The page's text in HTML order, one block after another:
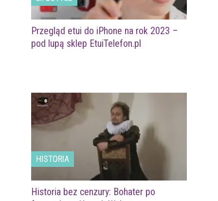
Przegląd etui do iPhone na rok 2023 –
pod lupą sklep EtuiTelefon.pl
HISTORIA
Historia bez cenzury: Bohater po